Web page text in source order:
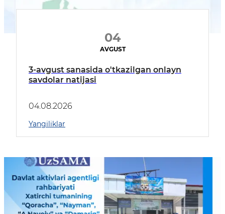
04
AVGUST
3-avgust sanasida o'tkazilgan onlayn
savdolar natijasi
04.08.2026
Yangiliklar